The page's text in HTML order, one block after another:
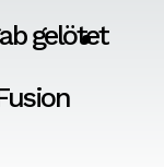
gelötet